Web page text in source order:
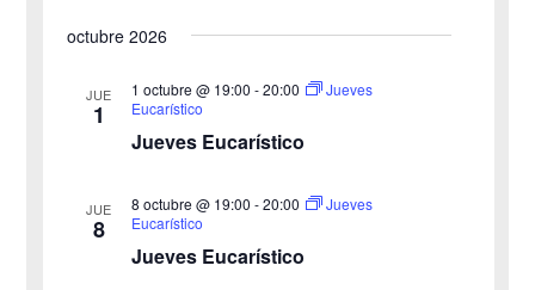
octubre 2026
JUE
1
Jueves Eucarístico
1 octubre @ 19:00 -20:00
Jueves
Eucarístico
JUE
8
Jueves Eucarístico
8 octubre @ 19:00 -20:00
Jueves
Eucarístico